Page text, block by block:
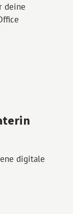
deine
digitale